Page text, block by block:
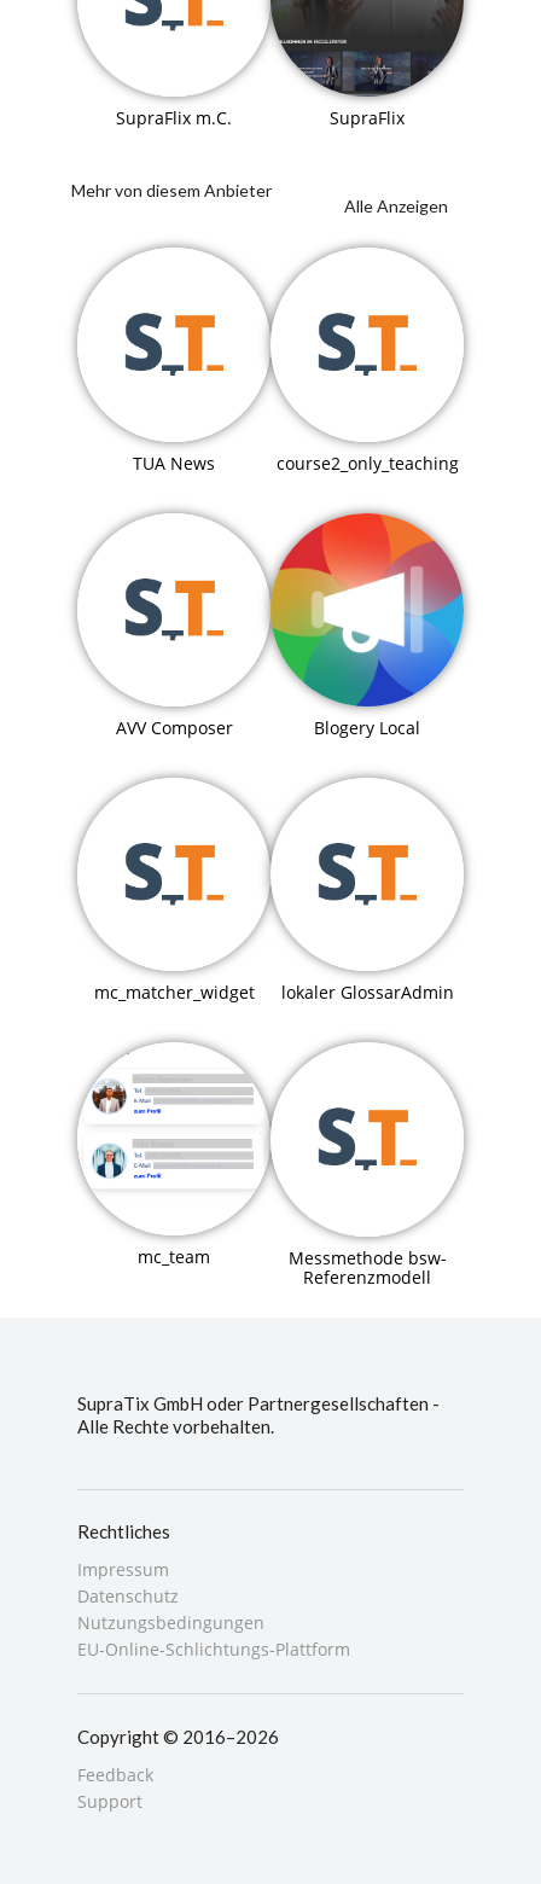
SupraFlix m.C. SupraFlix
Mehr von diesem Anbieter
Alle Anzeigen
TUA News course2_only_teaching
AVV Composer Blogery Local
mc_matcher_widget lokaler GlossarAdmin
mc_team
Messmethode bsw-
Referenzmodell
SupraTix GmbH oder Partnergesellschaften -
Alle Rechte vorbehalten.
Rechtliches
Impressum
Datenschutz
Nutzungsbedingungen
EU-Online-Schlichtungs-Plattform
Copyright © 2016–2026
Feedback
Support